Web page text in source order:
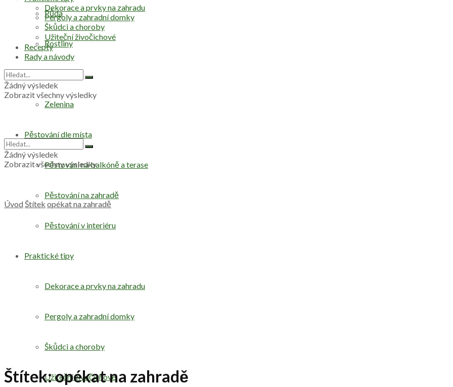
Půda
Rostliny
Zelenina
Pěstování dle místa
Pěstování na balkóně a terase
Pěstování na zahradě
Pěstování v interiéru
Praktické tipy
Dekorace a prvky na zahradu
Pergoly a zahradní domky
Škůdci a choroby
Užiteční živočichové
Dekorace a prvky na zahradu
Pergoly a zahradní domky
Škůdci a choroby
Užiteční živočichové
Recepty
Rady a návody
Žádný výsledek
Zobrazit všechny výsledky
Žádný výsledek
Zobrazit všechny výsledky
Úvod Štítek opékat na zahradě
Štítek:opékat na zahradě